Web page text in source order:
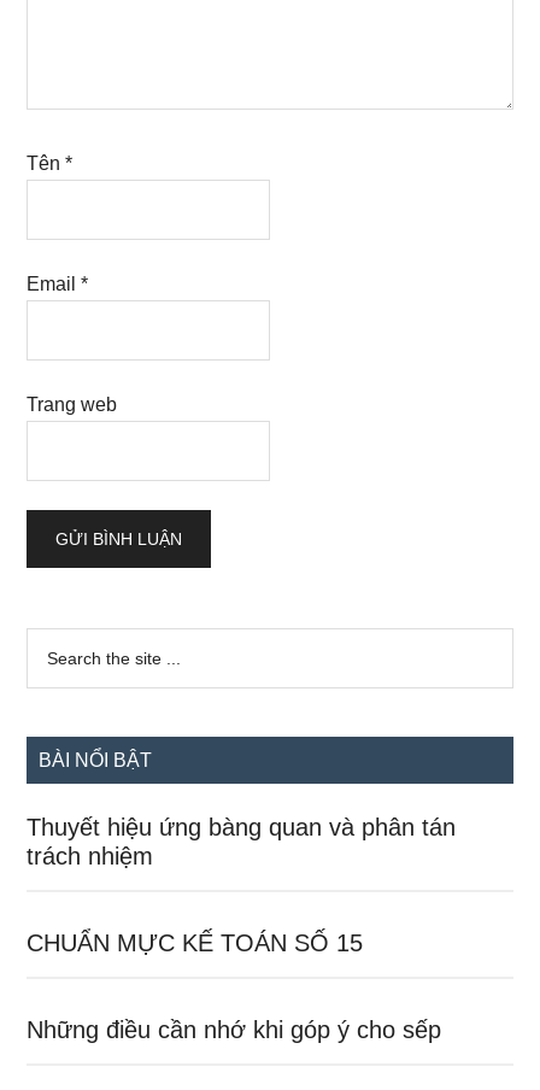
Tên*
Email*
Trang web
Sidebar
chính
...
BÀI NỔI BẬT
Thuyết hiệu ứng bàng quan và phân tán
trách nhiệm
CHUẨN MỰC KẾ TOÁN SỐ 15
Những điều cần nhớ khi góp ý cho sếp